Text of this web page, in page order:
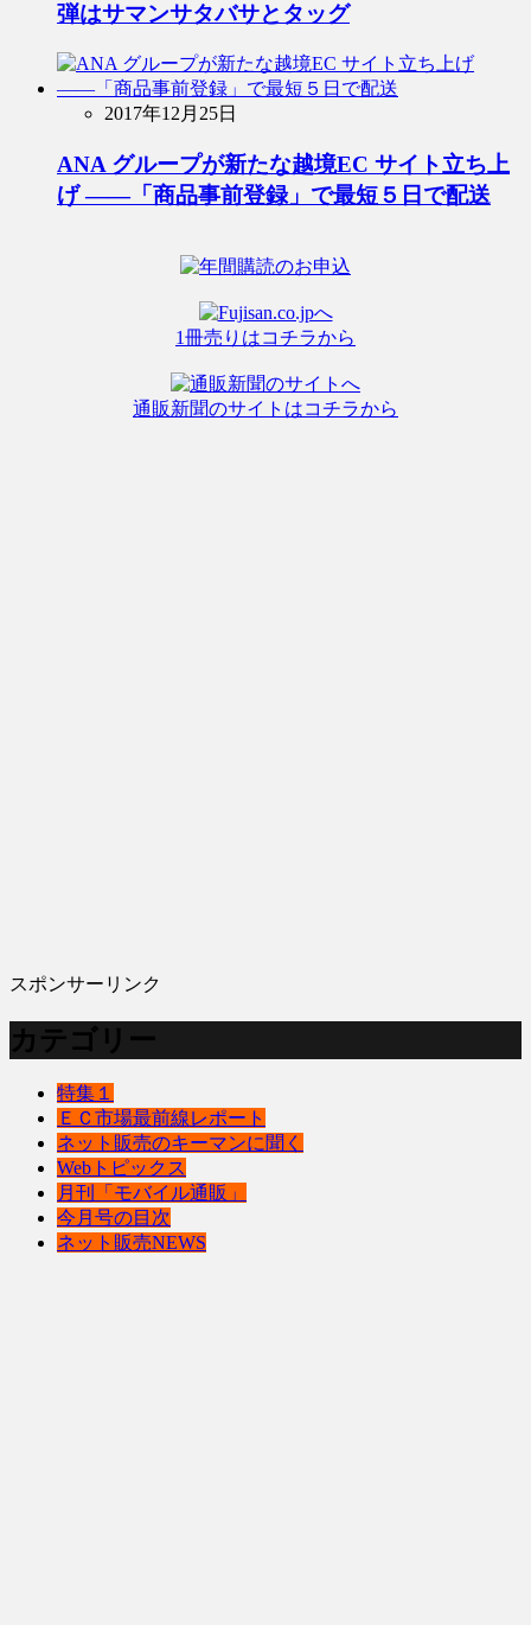
弾はサマンサタバサとタッグ
2017年12月25日
ANA グループが新たな越境EC サイト立ち上
げ ――「商品事前登録」で最短５日で配送
1冊売りはコチラから
通販新聞のサイトはコチラから
スポンサーリンク
カテゴリー
特集１
ＥＣ市場最前線レポート
ネット販売のキーマンに聞く
Webトピックス
月刊「モバイル通販」
今月号の目次
ネット販売NEWS